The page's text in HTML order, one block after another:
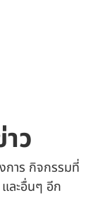
ว
การ กิจกรรมที่
ละอื่นๆ อีก